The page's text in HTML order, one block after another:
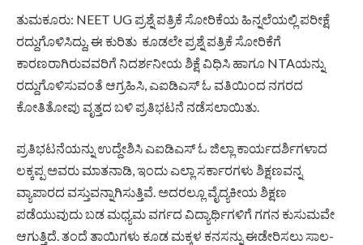
ತುಮಕೂರು: NEET UG ಪ್ರಶ್ನೆ ಪತ್ರಿಕೆ ಸೋರಿಕೆಯ ಹಿನ್ನಲೆಯಲ್ಲಿ ಪರೀಕ್ಷೆ
ರದ್ದುಗೊಳಿಸಿದ್ದು, ಈ ಕುರಿತು ಕೂಡಲೇ ಪ್ರಶ್ನೆ ಪತ್ರಿಕೆ ಸೋರಿಕೆಗೆ
ಕಾರಣರಾಗಿರುವವರಿಗೆ ನಿದರ್ಶನೀಯ ಶಿಕ್ಷೆ ವಿಧಿಸಿ ಹಾಗೂ NTAಯನ್ನು
ರದ್ದುಗೊಳಿಸುವಂತೆ ಆಗ್ರಹಿಸಿ, ಎಐಡಿಎಸ್ ಓ ವತಿಯಿಂದ ನಗರದ
ಕೋತಿತೋಪು ವೃತ್ತದ ಬಳಿ ಪ್ರತಿಭಟನೆ ನಡೆಸಲಾಯಿತು.
ಪ್ರತಿಭಟನೆಯನ್ನು ಉದ್ದೇಶಿಸಿ ಎಐಡಿಎಸ್ ಓ ಜಿಲ್ಲಾ ಕಾರ್ಯದರ್ಶಿಗಳಾದ
ಲಕ್ಕಪ್ಪ ಅವರು ಮಾತನಾಡಿ, ಇಂದು ಎಲ್ಲಾ ಸರ್ಕಾರಗಳು ಶಿಕ್ಷಣವನ್ನ
ವ್ಯಾಪಾರದ ವಸ್ತುವನ್ನಾಗಿಸುತ್ತಿವೆ. ಅದರಲ್ಲೂ ವೈದ್ಯಕೀಯ ಶಿಕ್ಷಣ
ಪಡೆಯುವುದು ಬಡ ಮಧ್ಯಮ ವರ್ಗದ ವಿದ್ಯಾರ್ಥಿಗಳಿಗೆ ಗಗನ ಕುಸುಮವೇ
ಆಗುತ್ತಿದೆ. ತಂದೆ ತಾಯಿಗಳು ಕೂಡ ಮಕ್ಕಳ ಕನಸನ್ನು ಈಡೇರಿಸಲು ಸಾಲ-